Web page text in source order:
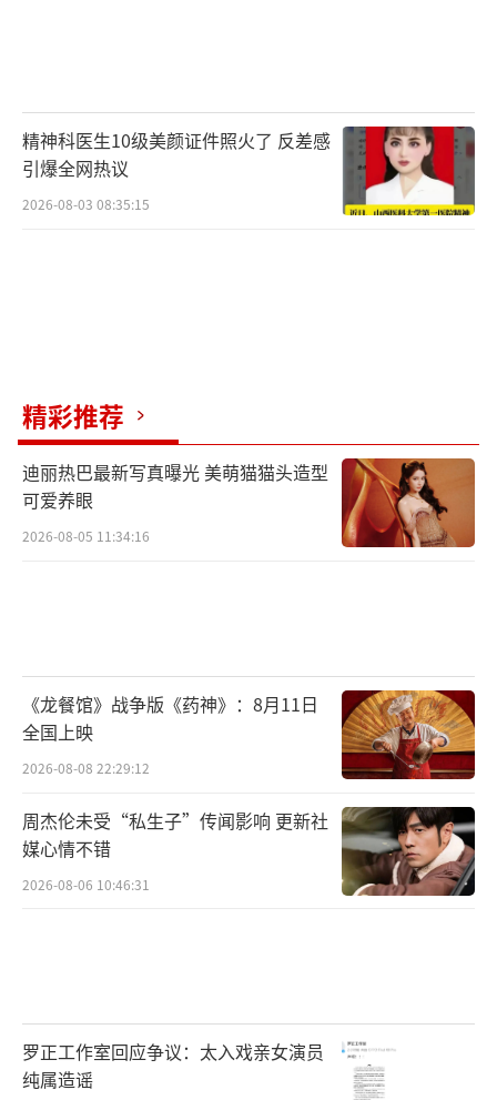
精神科医生10级美颜证件照火了 反差感
引爆全网热议
2026-08-03 08:35:15
精彩推荐
迪丽热巴最新写真曝光 美萌猫猫头造型
可爱养眼
2026-08-05 11:34:16
《龙餐馆》战争版《药神》：8月11日
全国上映
2026-08-08 22:29:12
周杰伦未受“私生子”传闻影响 更新社
媒心情不错
2026-08-06 10:46:31
罗正工作室回应争议：太入戏亲女演员
纯属造谣